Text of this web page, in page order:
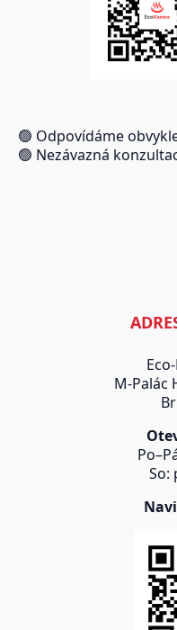
🟢 Odpovídáme
🟢 Nezávazná
M-Palác
So: